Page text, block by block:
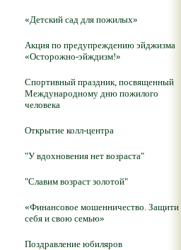
«Детский сад для пожилых»
Акция по предупреждению эйджизма
«Осторожно-эйждизм!»
Спортивный праздник, посвященный
Международному дню пожилого
человека
Открытие колл-центра
"У вдохновения нет возраста"
"Славим возраст золотой"
«Финансовое мошенничество. Защити
себя и свою семью»
Поздравление юбиляров